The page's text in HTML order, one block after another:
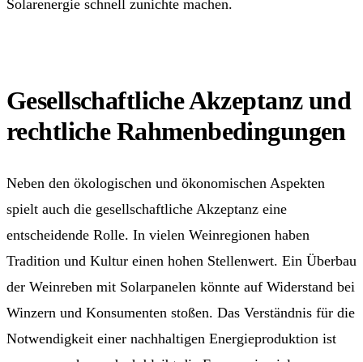
Solarenergie schnell zunichte machen.
Gesellschaftliche Akzeptanz und
rechtliche Rahmenbedingungen
Neben den ökologischen und ökonomischen Aspekten
spielt auch die gesellschaftliche Akzeptanz eine
entscheidende Rolle. In vielen Weinregionen haben
Tradition und Kultur einen hohen Stellenwert. Ein Überbau
der Weinreben mit Solarpanelen könnte auf Widerstand bei
Winzern und Konsumenten stoßen. Das Verständnis für die
Notwendigkeit einer nachhaltigen Energieproduktion ist